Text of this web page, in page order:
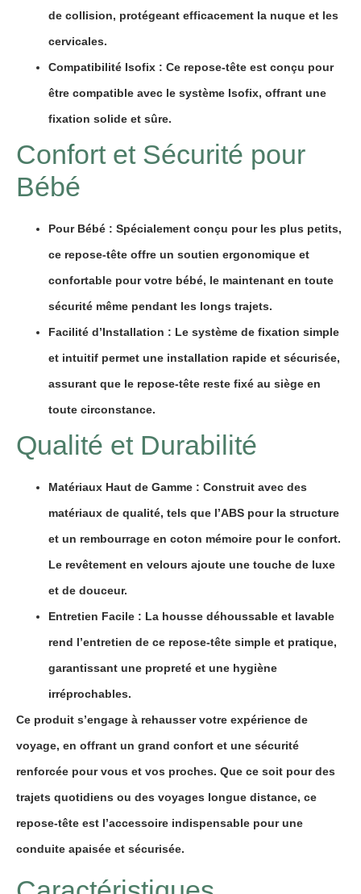
de collision, protégeant efficacement la nuque et les
cervicales.
Compatibilité Isofix : Ce repose-tête est conçu pour
être compatible avec le système Isofix, offrant une
fixation solide et sûre.
Confort et Sécurité pour
Bébé
Pour Bébé : Spécialement conçu pour les plus petits,
ce repose-tête offre un soutien ergonomique et
confortable pourvotre bébé, le maintenant en toute
sécurité même pendant les longs trajets.
Facilité d’Installation : Le système de fixation simple
et intuitif permet une installation rapide et sécurisée,
assurant que le repose-tête reste fixé au siège en
toute circonstance.
Qualité et Durabilité
Matériaux Haut de Gamme : Construit avec des
matériaux de qualité, tels que l’ABS pour la structure
et un rembourrage en coton mémoire pour le confort.
Le revêtement en velours ajoute une touche de luxe
et de douceur.
Entretien Facile : La housse déhoussable et lavable
rend l’entretien de ce repose-tête simple et pratique,
garantissant une propreté et une hygiène
irréprochables.
Ce produit s’engage à rehausser votre expérience de
voyage, en offrant un grand confort et une sécurité
renforcée pour vous et vos proches. Que ce soit pour des
trajets quotidiens ou des voyages longue distance, ce
repose-tête est l’accessoire indispensable pour une
conduite apaisée et sécurisée.